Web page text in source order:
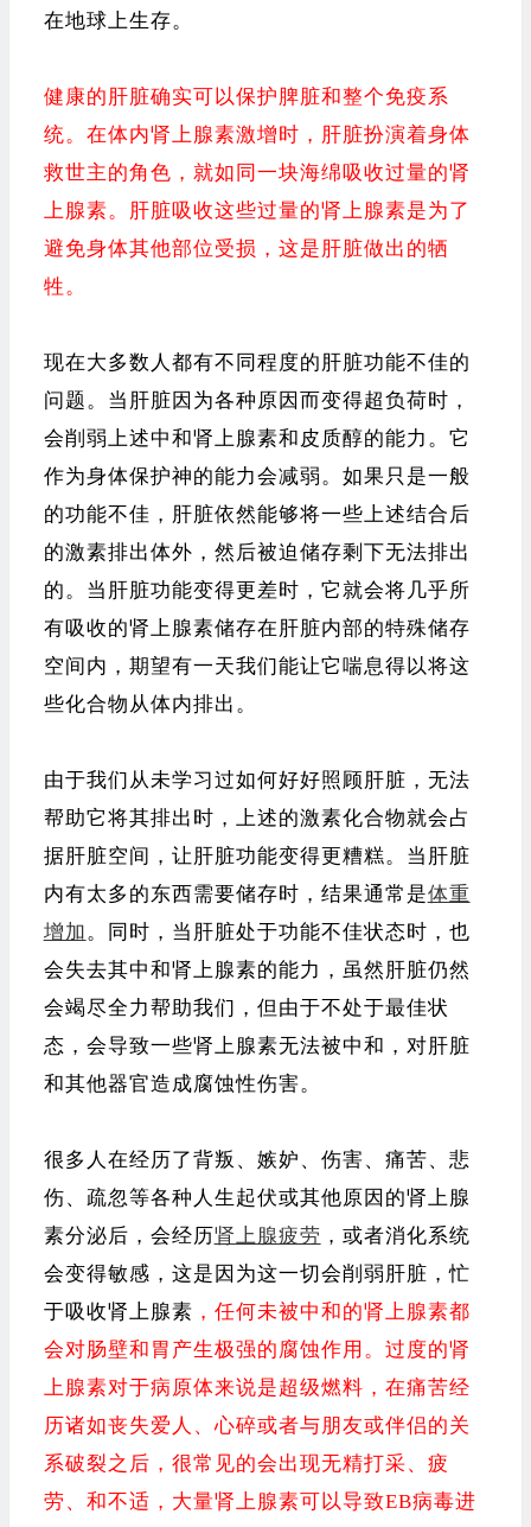
在地球上生存。
健康的肝脏确实可以保护脾脏和整个免疫系
统。在体内肾上腺素激增时，肝脏扮演着身体
救世主的角色，就如同一块海绵吸收过量的肾
上腺素。肝脏吸收这些过量的肾上腺素是为了
避免身体其他部位受损，这是肝脏做出的牺
牲。
现在大多数人都有不同程度的肝脏功能不佳的
问题。当肝脏因为各种原因而变得超负荷时，
会削弱上述中和肾上腺素和皮质醇的能力。它
作为身体保护神的能力会减弱。如果只是一般
的功能不佳，肝脏依然能够将一些上述结合后
的激素排出体外，然后被迫储存剩下无法排出
的。当肝脏功能变得更差时，它就会将几乎所
有吸收的肾上腺素储存在肝脏内部的特殊储存
空间内，期望有一天我们能让它喘息得以将这
些化合物从体内排出。
由于我们从未学习过如何好好照顾肝脏，无法
帮助它将其排出时，上述的激素化合物就会占
据肝脏空间，让肝脏功能变得更糟糕。当肝脏
内有太多的东西需要储存时，结果通常是体重
增加。同时，当肝脏处于功能不佳状态时，也
会失去其中和肾上腺素的能力，虽然肝脏仍然
会竭尽全力帮助我们，但由于不处于最佳状
态，会导致一些肾上腺素无法被中和，对肝脏
和其他器官造成腐蚀性伤害。
很多人在经历了背叛、嫉妒、伤害、痛苦、悲
伤、疏忽等各种人生起伏或其他原因的肾上腺
素分泌后，会经历肾上腺疲劳 ，或者消化系统
会变得敏感，这是因为这一切会削弱肝脏，忙
于吸收肾上腺素 ， 任何未被中和的肾上腺素都
会对肠壁和胃产生极强的腐蚀作用。过度的肾
上腺素对于病原体来说是超级燃料，在痛苦经
历诸如丧失爱人、心碎或者与朋友或伴侣的关
系破裂之后，很常见的会出现无精打采、疲
劳、和不适，大量肾上腺素可以导致EB病毒进